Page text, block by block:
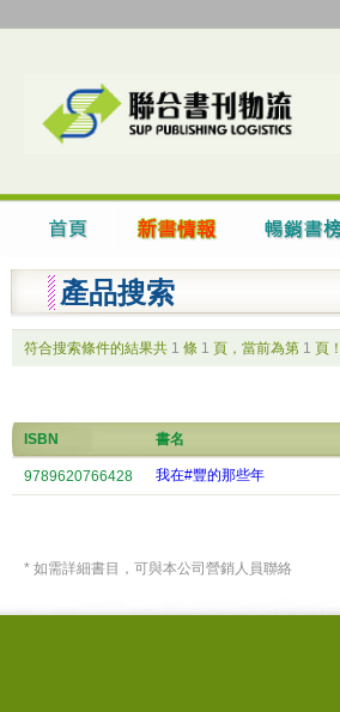
產品搜索
符合搜索條件的結果共 1 條 1 頁，當前為第 1 頁！
ISBN 書名
9789620766428 我在#豐的那些年
* 如需詳細書目，可與本公司營銷人員聯絡